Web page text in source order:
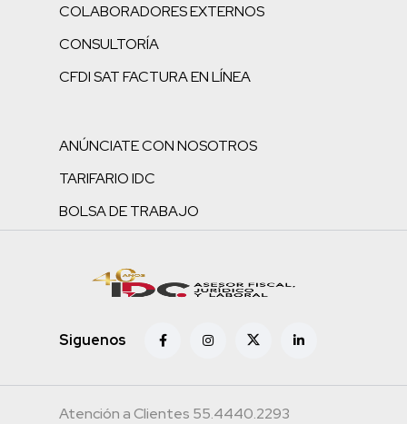
COLABORADORES EXTERNOS
CONSULTORÍA
CFDI SAT FACTURA EN LÍNEA
ANÚNCIATE CON NOSOTROS
TARIFARIO IDC
BOLSA DE TRABAJO
Siguenos
Atención a Clientes 55.4440.2293